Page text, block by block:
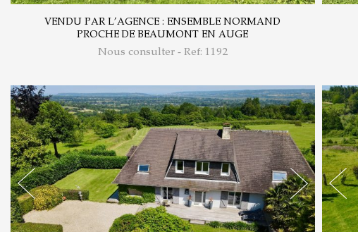
VENDU PAR L’AGENCE : ENSEMBLE NORMAND
PROCHE DE BEAUMONT EN AUGE
Nous consulter - Ref: 1192